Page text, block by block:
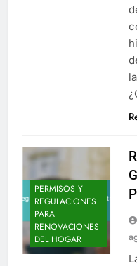
PERMISOS Y
REGULACIONES
PARA
RENOVACIONES
DEL HOGAR